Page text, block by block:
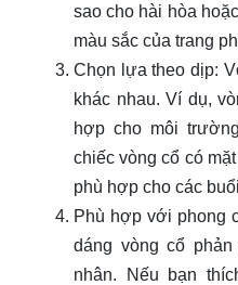
sao cho hài hòa
màu sắc của trang
Chọn lựa theo dịp:
khác nhau. Ví dụ,
hợp cho môi
chiếc vòng cổ có
phù hợp cho các
Phù hợp với phong
dáng vòng cổ
nhân. Nếu bạn